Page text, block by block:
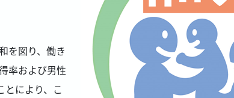
を図り、働き
率および男性
とにより、こ